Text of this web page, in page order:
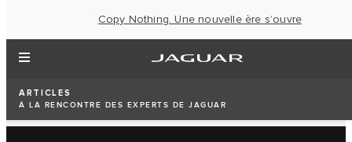
Copy Nothing. Une nouvelle ère s’ouvre
ARTICLES
À LA RENCONTRE DES EXPERTS DE JAGUAR